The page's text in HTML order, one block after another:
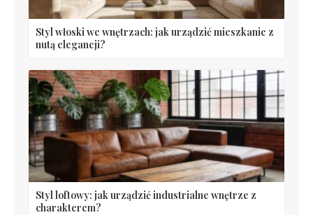
Styl włoski we wnętrzach: jak urządzić mieszkanie z
nutą elegancji?
Styl loftowy: jak urządzić industrialne wnętrze z
charakterem?